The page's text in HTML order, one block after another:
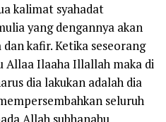
kalimat syahadat
yang dengannya akan
kafir. Ketika seseorang
Allaa Ilaaha Illallah maka di
dia lakukan adalah dia
seluruh